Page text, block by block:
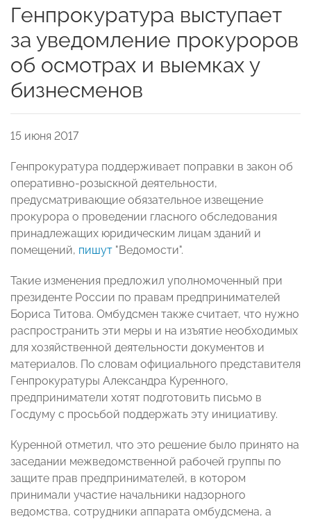
Генпрокуратура выступает
за уведомление прокуроров
об осмотрах и выемках у
бизнесменов
15 июня 2017
Генпрокуратура поддерживает поправки в закон об
оперативно-розыскной деятельности,
предусматривающие обязательное извещение
прокурора о проведении гласного обследования
принадлежащих юридическим лицам зданий и
помещений, пишут "Ведомости".
Такие изменения предложил уполномоченный при
президенте России по правам предпринимателей
Бориса Титова. Омбудсмен также считает, что нужно
распространить эти меры и на изъятие необходимых
для хозяйственной деятельности документов и
материалов. По словам официального представителя
Генпрокуратуры Александра Куренного,
предприниматели хотят подготовить письмо в
Госдуму с просьбой поддержать эту инициативу.
Куренной отметил, что это решение было принято на
заседании межведомственной рабочей группы по
защите прав предпринимателей, в котором
принимали участие начальники надзорного
ведомства, сотрудники аппарата омбудсмена, а